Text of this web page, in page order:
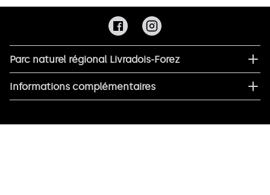
Parc naturel régional Livradois-Forez
Informations complémentaires